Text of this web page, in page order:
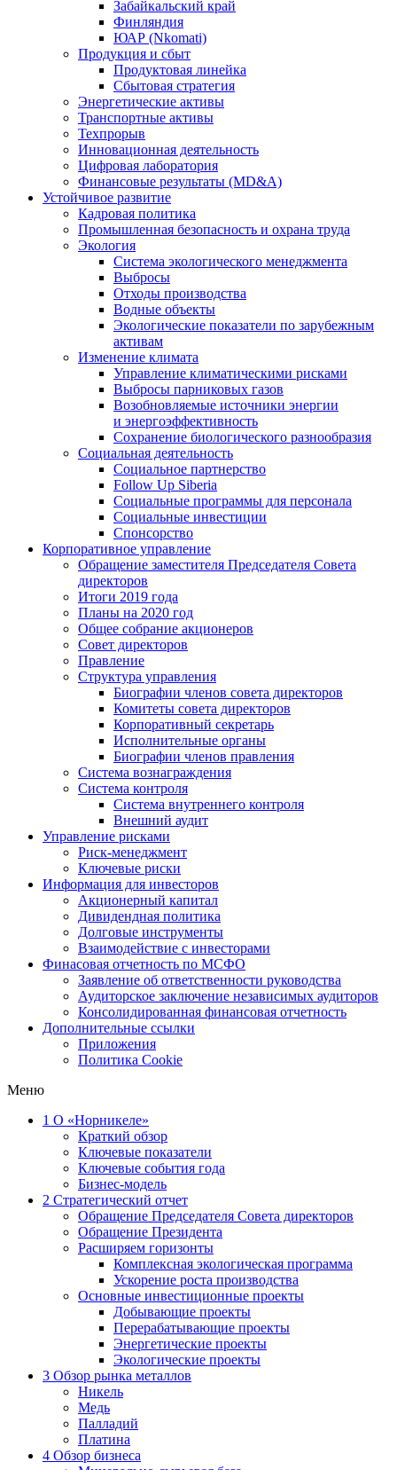
Забайкальский край
Финляндия
ЮАР (Nkomati)
Продукция и сбыт
Продуктовая линейка
Сбытовая стратегия
Энергетические активы
Транспортные активы
Техпрорыв
Инновационная деятельность
Цифровая лаборатория
Финансовые результаты (MD&A)
Устойчивое развитие
Кадровая политика
Промышленная безопасность и охрана труда
Экология
Система экологического менеджмента
Выбросы
Отходы производства
Водные объекты
Экологические показатели по зарубежным
активам
Изменение климата
Управление климатическими рисками
Выбросы парниковых газов
Возобновляемые источники энергии
и энергоэффективность
Сохранение биологического разнообразия
Социальная деятельность
Социальное партнерство
Follow Up Siberia
Социальные программы для персонала
Социальные инвестиции
Спонсорство
Корпоративное управление
Обращение заместителя Председателя Совета
директоров
Итоги 2019 года
Планы на 2020 год
Общее собрание акционеров
Совет директоров
Правление
Структура управления
Биографии членов совета директоров
Комитеты совета директоров
Корпоративный секретарь
Исполнительные органы
Биографии членов правления
Система вознаграждения
Система контроля
Система внутреннего контроля
Внешний аудит
Управление рисками
Риск-менеджмент
Ключевые риски
Информация для инвесторов
Акционерный капитал
Дивидендная политика
Долговые инструменты
Взаимодействие с инвеcторами
Финасовая отчетность по МСФО
Заявление об ответственности руководства
Аудиторское заключение независимых аудиторов
Консолидированная финансовая отчетность
Дополнительные ссылки
Приложения
Политика Cookie
Меню
1 О «Норникеле»
Краткий обзор
Ключевые показатели
Ключевые события года
Бизнес-модель
2 Стратегический отчет
Обращение Председателя Совета директоров
Обращение Президента
Расширяем горизонты
Комплексная экологическая программа
Ускорение роста производства
Основные инвестиционные проекты
Добывающие проекты
Перерабатывающие проекты
Энергетические проекты
Экологические проекты
3 Обзор рынка металлов
Никель
Медь
Палладий
Платина
4 Обзор бизнеса